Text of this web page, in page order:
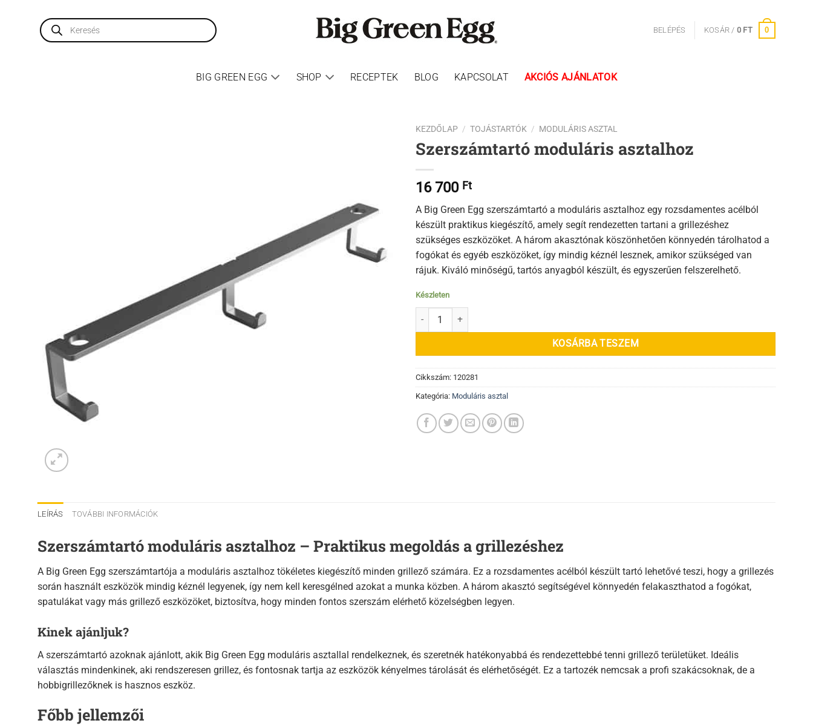
Products
search
BELÉPÉS KOSÁR / 0 FT 0
BIG GREEN EGG SHOP RECEPTEK BLOG KAPCSOLAT AKCIÓS AJÁNLATOK
KEZDŐLAP / TOJÁSTARTÓK / MODULÁRIS ASZTAL
Szerszámtartó moduláris asztalhoz
16 700 Ft
A Big Green Egg szerszámtartó a moduláris asztalhoz egy rozsdamentes acélból
készült praktikus kiegészítő, amely segít rendezetten tartani a grillezéshez
szükséges eszközöket. A három akasztónak köszönhetően könnyedén tárolhatod a
fogókat és egyéb eszközöket, így mindig kéznél lesznek, amikor szükséged van
rájuk. Kiváló minőségű, tartós anyagból készült, és egyszerűen felszerelhető.
Készleten
Szerszámtartó moduláris asztalhoz mennyiség
KOSÁRBA TESZEM
Cikkszám: 120281
Kategória: Moduláris asztal
LEÍRÁS TOVÁBBI INFORMÁCIÓK
Szerszámtartó moduláris asztalhoz – Praktikus megoldás a grillezéshez
A Big Green Egg szerszámtartója a moduláris asztalhoz tökéletes kiegészítő minden grillező számára. Ez a rozsdamentes acélból készült tartó lehetővé teszi, hogy a grillezés
során használt eszközök mindig kéznél legyenek, így nem kell keresgélned azokat a munka közben. A három akasztó segítségével könnyedén felakaszthatod a fogókat,
spatulákat vagy más grillező eszközöket, biztosítva, hogy minden fontos szerszám elérhető közelségben legyen.
Kinek ajánljuk?
A szerszámtartó azoknak ajánlott, akik Big Green Egg moduláris asztallal rendelkeznek, és szeretnék hatékonyabbá és rendezettebbé tenni grillező területüket. Ideális
választás mindenkinek, aki rendszeresen grillez, és fontosnak tartja az eszközök kényelmes tárolását és elérhetőségét. Ez a tartozék nemcsak a profi szakácsoknak, de a
hobbigrillezőknek is hasznos eszköz.
Főbb jellemzői